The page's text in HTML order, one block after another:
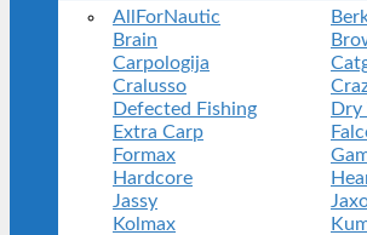
AllForNautic
Brain
Carpologija
Cralusso
Defected Fishing
Extra Carp
Formax
Hardcore
Jassy
Kolmax